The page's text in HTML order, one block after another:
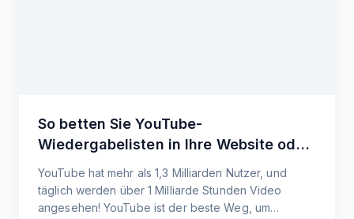
So betten Sie YouTube-
Wiedergabelisten in Ihre Website oder
Ihren Blog ein
YouTube hat mehr als 1,3 Milliarden Nutzer, und
täglich werden über 1 Milliarde Stunden Video
angesehen! YouTube ist der beste Weg, um